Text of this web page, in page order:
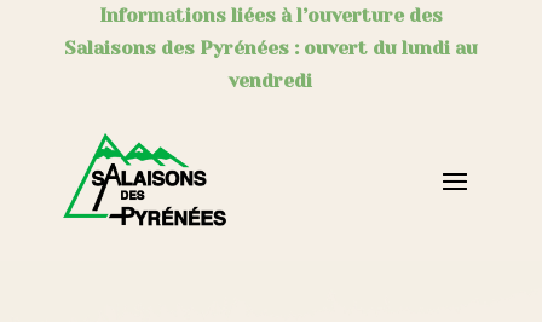
Informations liées à l’ouverture des
Salaisons des Pyrénées : ouvert du lundi au
vendredi